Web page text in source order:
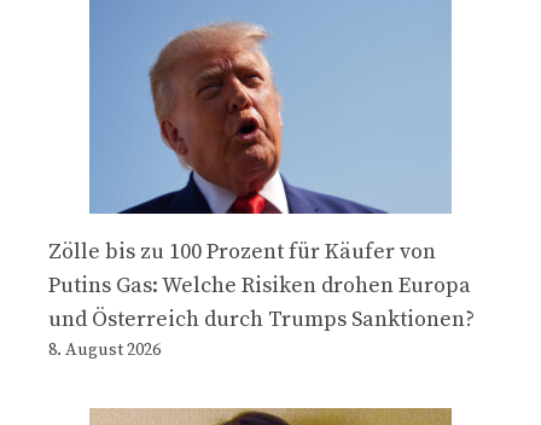
Zölle bis zu 100 Prozent für Käufer von
Putins Gas: Welche Risiken drohen Europa
und Österreich durch Trumps Sanktionen?
8. August 2026